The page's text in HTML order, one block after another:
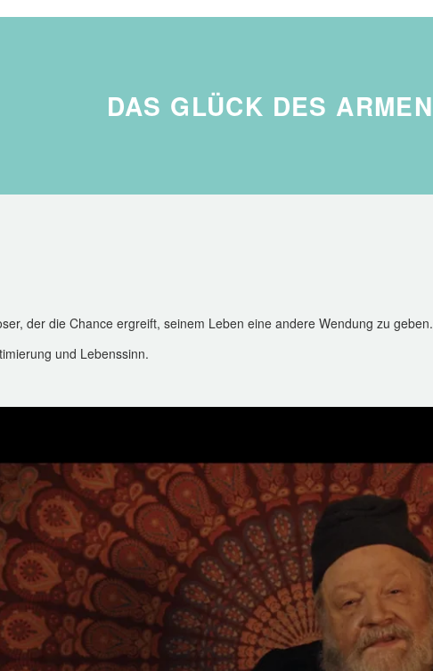
DAS GLÜCK DES ARMEN
der die Chance ergreift, seinem Leben eine andere Wendung zu geben.
und Lebenssinn.